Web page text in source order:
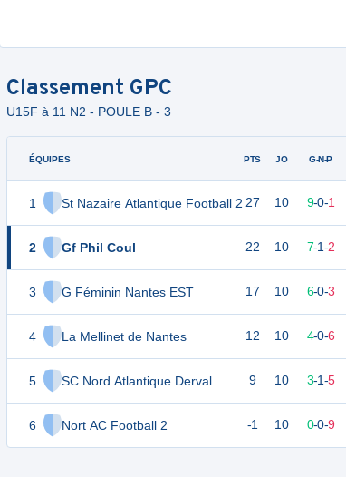
Classement GPC
U15F à 11 N2 - POULE B - 3
ÉQUIPES
1 St Nazaire Atlantique Football 2
2 Gf Phil Coul
3 G Féminin Nantes EST
4 La Mellinet de Nantes
5 SC Nord Atlantique Derval
6 Nort AC Football 2
PTS JO G-N-P
27 10 9-0-1
22 10 7-1-2
17 10 6-0-3
12 10 4-0-6
9 10 3-1-5
-1 10 0-0-9